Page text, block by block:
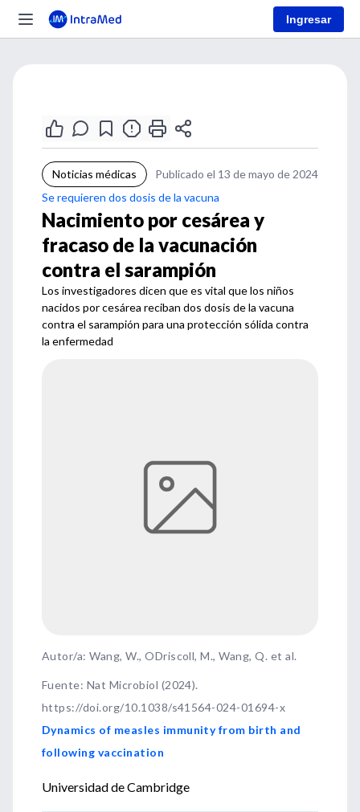
Ingresar
Noticias médicas
Publicado el 13 de mayo de 2024
Se requieren dos dosis de la vacuna
Nacimiento por cesárea y
fracaso de la vacunación
contra el sarampión
Los investigadores dicen que es vital que los niños
nacidos por cesárea reciban dos dosis de la vacuna
contra el sarampión para una protección sólida contra
la enfermedad
Autor/a: Wang, W., ODriscoll, M., Wang, Q. et al.
Fuente: Nat Microbiol (2024).
https://doi.org/10.1038/s41564-024-01694-x
Dynamics of measles immunity from birth and
following vaccination
Universidad de Cambridge